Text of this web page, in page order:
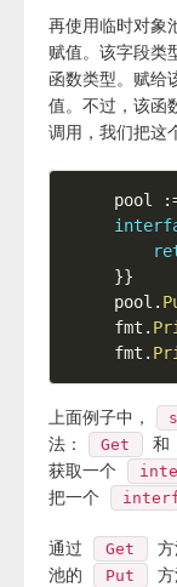
再使用临时对象
赋值。该字段类
函数类型。赋给
值。不过，该函
调用，我们把这
pool
}}
pool .
fmt .
fmt .
上面例子中，
法：
Get 和
获取一个
把一个
通过 Get
池的
Put